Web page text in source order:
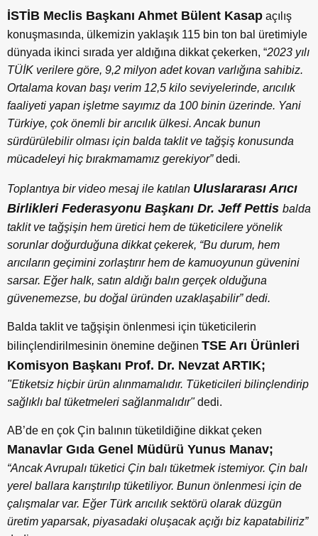
İSTİB Meclis Başkanı Ahmet Bülent Kasap açılış
konuşmasında, ülkemizin yaklaşık 115 bin ton bal üretimiyle
dünyada ikinci sırada yer aldığına dikkat çekerken, “2023 yılı
TÜİK verilere göre, 9,2 milyon adet kovan varlığına sahibiz.
Ortalama kovan başı verim 12,5 kilo seviyelerinde, arıcılık
faaliyeti yapan işletme sayımız da 100 binin üzerinde. Yani
Türkiye, çok önemli bir arıcılık ülkesi. Ancak bunun
sürdürülebilir olması için balda taklit ve tağşiş konusunda
mücadeleyi hiç bırakmamamız gerekiyor”dedi.
Toplantıya bir video mesaj ile katılan Uluslararası Arıcı
Birlikleri Federasyonu Başkanı Dr. Jeff Pettis balda
taklit ve tağşişin hem üretici hem de tüketicilere yönelik
sorunlar doğurduğuna dikkat çekerek, “Bu durum, hem
arıcıların geçimini zorlaştırır hem de kamuoyunun güvenini
sarsar. Eğer halk, satın aldığı balın gerçek olduğuna
güvenemezse, bu doğal üründen uzaklaşabilir”dedi.
Balda taklit ve tağşişin önlenmesi için tüketicilerin
bilinçlendirilmesinin önemine değinen TSE Arı Ürünleri
Komisyon Başkanı Prof. Dr. Nevzat ARTIK;
"Etiketsiz hiçbir ürün alınmamalıdır. Tüketicileri bilinçlendirip
sağlıklı bal tüketmeleri sağlanmalıdır"dedi.
AB’de en çok Çin balının tüketildiğine dikkat çeken
Manavlar Gıda Genel Müdürü Yunus Manav;
“Ancak Avrupalı tüketici Çin balı tüketmek istemiyor. Çin balı
yerel ballara karıştırılıp tüketiliyor. Bunun önlenmesi için de
çalışmalar var. Eğer Türk arıcılık sektörü olarak düzgün
üretim yaparsak, piyasadaki oluşacak açığı biz kapatabiliriz”